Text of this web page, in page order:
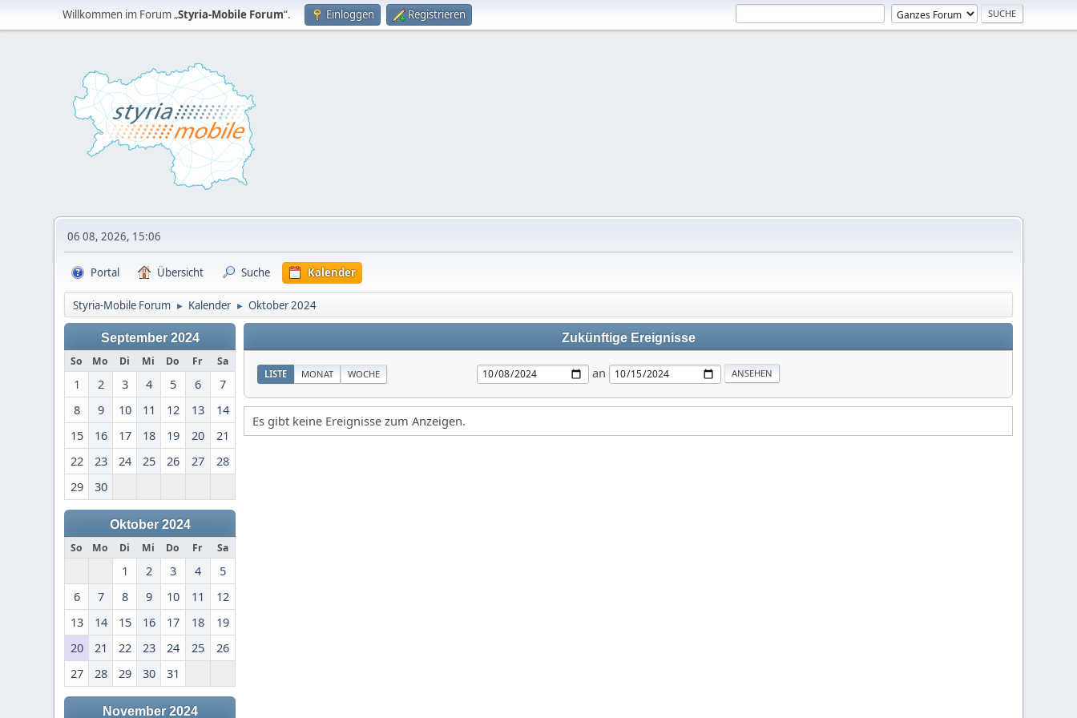
Willkommen im Forum „Styria-Mobile Forum“. Einloggen Registrieren
06 08, 2026, 15:06
Portal Übersicht Suche Kalender
Styria-Mobile Forum ► Kalender ► Oktober 2024
September 2024
So Mo Di Mi Do Fr Sa
1 2 3 4 5 6
7
8
9 10 11 12 13
14
15
16 17 18 19 20
21
22
23 24 25 26 27
28
29
30
Oktober 2024
So Mo Di Mi Do Fr Sa
1 2 3 4
5
6
7 8 9 10 11
12
13
14 15 16 17 18
19
20
21 22 23 24 25
26
27
28 29 30 31
November 2024
Zukünftige Ereignisse
LISTE MONAT WOCHE an
Es gibt keine Ereignisse zum Anzeigen.